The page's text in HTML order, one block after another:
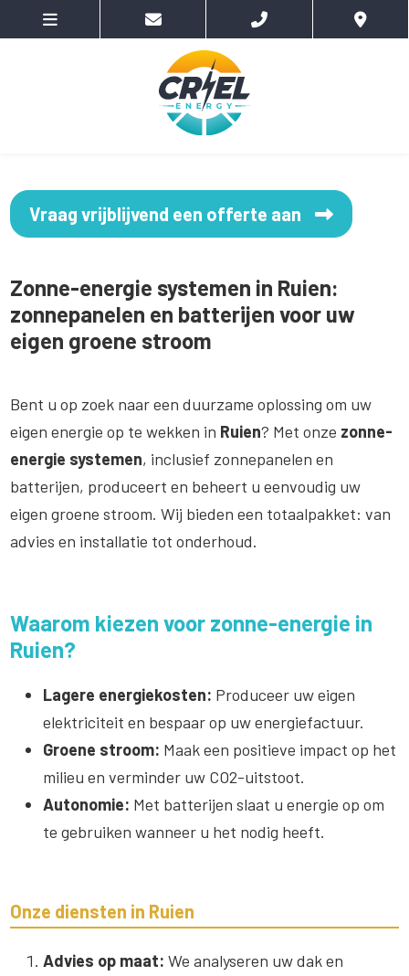
Vraag vrijblijvend een offerte aan
Zonne-energie systemen in Ruien:
zonnepanelen en batterijen voor uw
eigen groene stroom
Bent u op zoek naar een duurzame oplossing om uw
eigen energie op te wekken in Ruien? Met onze zonne-
energie systemen, inclusief zonnepanelen en
batterijen, produceert en beheert u eenvoudig uw
eigen groene stroom. Wij bieden een totaalpakket: van
advies en installatie tot onderhoud.
Waarom kiezen voor zonne-energie in
Ruien?
Lagere energiekosten: Produceer uw eigen
elektriciteit en bespaar op uw energiefactuur.
Groene stroom: Maak een positieve impact op het
milieu en verminder uw CO2-uitstoot.
Autonomie: Met batterijen slaat u energie op om
te gebruiken wanneer u het nodig heeft.
Onze diensten in Ruien
Advies op maat: We analyseren uw dak en